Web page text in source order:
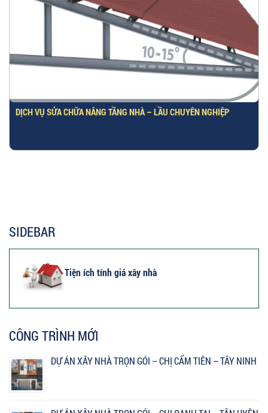
DỊCH VỤ SỬA CHỮA NÂNG TẦNG NHÀ – LẦU CHUYÊN NGHIỆP
SIDEBAR
Tiện ích tính giá xây nhà
CÔNG TRÌNH MỚI
DỰ ÁN XÂY NHÀ TRỌN GÓI – CHỊ CẨM TIÊN – TÂY NINH